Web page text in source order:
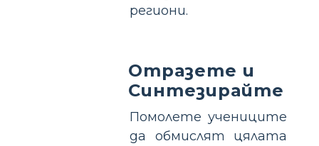
региони.
Отразете и
Синтезирайте
Помолете учениците
да обмислят цялата